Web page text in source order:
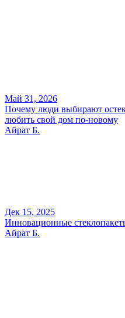
Май 31, 2026
Почему люди выбирают
любить свой дом по-новому
Айрат Б.
Дек 15, 2025
Инновационные
Айрат Б.